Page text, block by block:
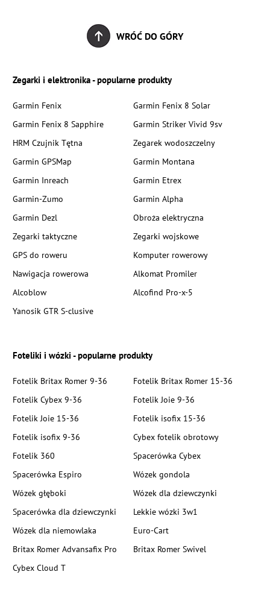
WRÓĆ DO GÓRY
Zegarki i elektronika - popularne produkty
Garmin Fenix
Garmin Fenix 8 Solar
Garmin Fenix 8 Sapphire
Garmin Striker Vivid 9sv
HRM Czujnik Tętna
Zegarek wodoszczelny
Garmin GPSMap
Garmin Montana
Garmin Inreach
Garmin Etrex
Garmin-Zumo
Garmin Alpha
Garmin Dezl
Obroża elektryczna
Zegarki taktyczne
Zegarki wojskowe
GPS do roweru
Komputer rowerowy
Nawigacja rowerowa
Alkomat Promiler
Alcoblow
Alcofind Pro-x-5
Yanosik GTR S-clusive
Foteliki i wózki - popularne produkty
Fotelik Britax Romer 9-36
Fotelik Britax Romer 15-36
Fotelik Cybex 9-36
Fotelik Joie 9-36
Fotelik Joie 15-36
Fotelik isofix 15-36
Fotelik isofix 9-36
Cybex fotelik obrotowy
Fotelik 360
Spacerówka Cybex
Spacerówka Espiro
Wózek gondola
Wózek głęboki
Wózek dla dziewczynki
Spacerówka dla dziewczynki
Lekkie wózki 3w1
Wózek dla niemowlaka
Euro-Cart
Britax Romer Advansafix Pro
Britax Romer Swivel
Cybex Cloud T